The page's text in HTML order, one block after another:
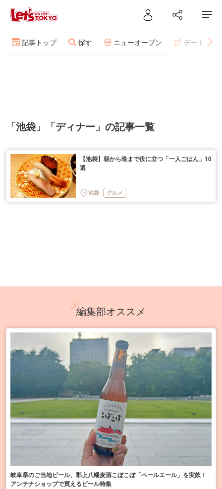
記事トップ 探す ニューオープン デート
「池袋」「ディナー」の記事一覧
【池袋】朝から晩まで役に立つ「一人ごはん」10
選
池袋 グルメ
編集部オススメ
岐阜県のご当地ビール、郡上八幡麦酒こぼこぼ「ペールエール」を実飲！
アンテナショップで買えるビール特集